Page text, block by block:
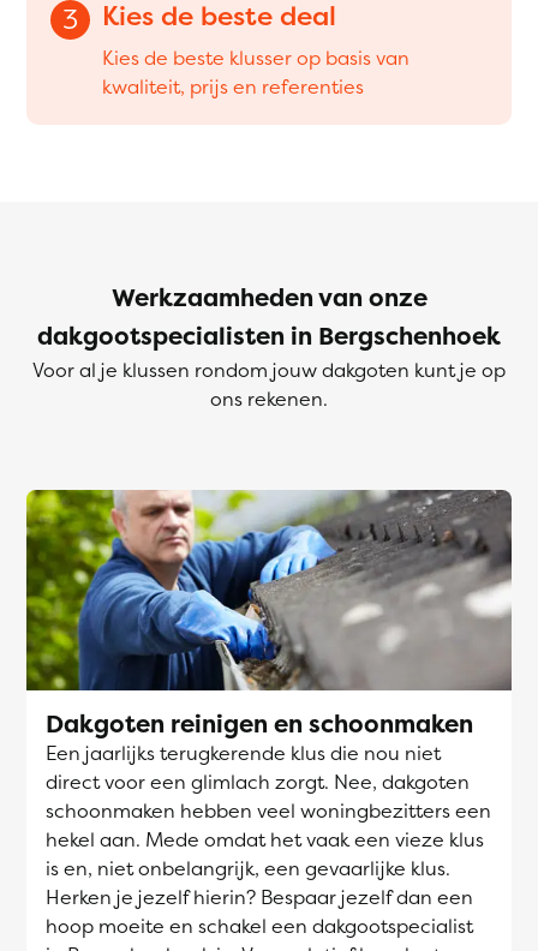
3 Kies de beste deal
Kies de beste klusser op basis van
kwaliteit, prijs en referenties
Werkzaamheden van onze
dakgootspecialisten in Bergschenhoek
Voor al je klussen rondom jouw dakgoten kunt je op
ons rekenen.
Dakgoten reinigen en schoonmaken
Een jaarlijks terugkerende klus die nou niet
direct voor een glimlach zorgt. Nee, dakgoten
schoonmaken hebben veel woningbezitters een
hekel aan. Mede omdat het vaak een vieze klus
is en, niet onbelangrijk, een gevaarlijke klus.
Herken je jezelf hierin? Bespaar jezelf dan een
hoop moeite en schakel een dakgootspecialist